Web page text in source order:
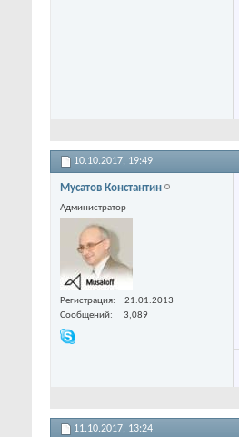
10.10.2017, 19:49
Мусатов Константин
Администратор
Регистрация
21.01.2013
Сообщений
3,089
11.10.2017, 13:24